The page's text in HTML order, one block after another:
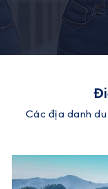
Các địa danh